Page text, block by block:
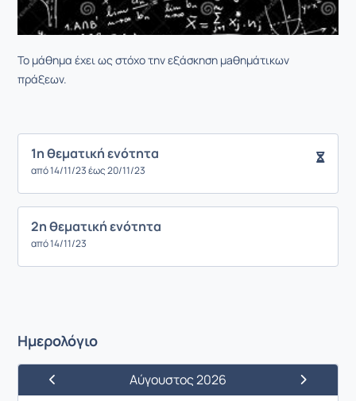
Το μάθημα έχει ως στόχο την εξάσκηση μaθημάτικων
πράξεων.
1η θεματική ενότητα
από 14/11/23 έως 20/11/23
2η θεματική ενότητα
από 14/11/23
Ημερολόγιο
Προηγούμενος ΜήναςΑύγουστος 2026
Επόμενος